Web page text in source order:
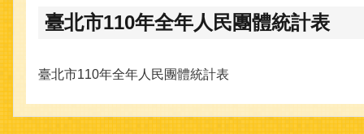
臺北市110年全年人民團體統計表
臺北市110年全年人民團體統計表